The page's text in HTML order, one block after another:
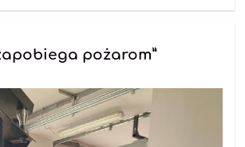
pożarom”